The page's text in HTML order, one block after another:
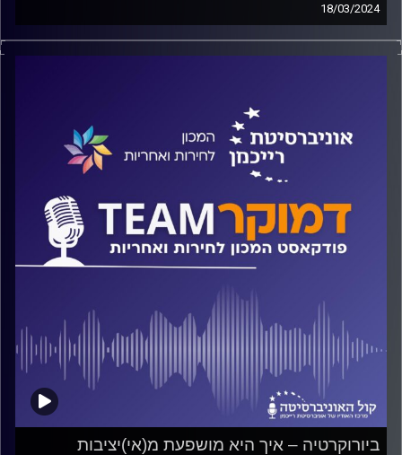
18/03/2024
פודקאסט המכון לחירות ואחריות באוניברסיטת רייכמן
זמן לקבל החלטה? על כל אלה ועוד משוחח ד"ר חיים וייצמן
עם פרופ' רענן סוליציאנו-קינן
קרדיט תמונות:המכון לחירות ואחריות
ביורוקרטיה – איך היא מושפעת מ(אי)יציבות